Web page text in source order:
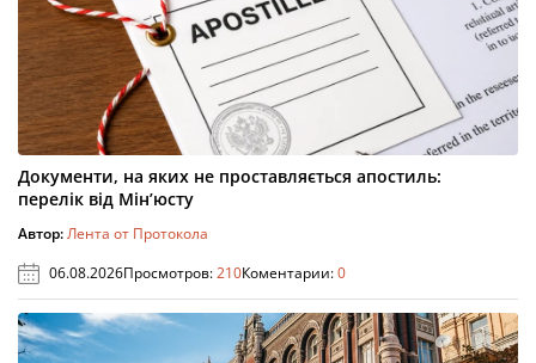
Документи, на яких не проставляється апостиль:
перелік від Мін’юсту
Автор:Лента от Протокола
06.08.2026Просмотров:210Коментарии:0